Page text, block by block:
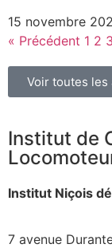
15 novembre
« Précédent 1 2 3
Voir toutes les
Institut de
Institut Niçois
7 avenue